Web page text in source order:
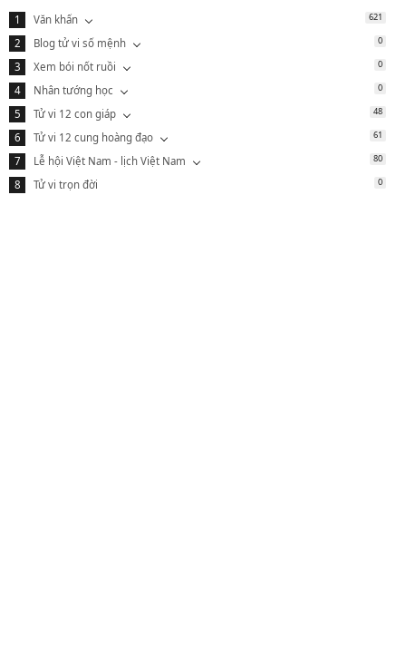
Văn khấn 621
Blog tử vi số mệnh 0
Xem bói nốt ruồi 0
Nhân tướng học 0
Tử vi 12 con giáp 48
Tử vi 12 cung hoàng đạo 61
Lễ hội Việt Nam - lịch Việt Nam 80
Tử vi trọn đời 0